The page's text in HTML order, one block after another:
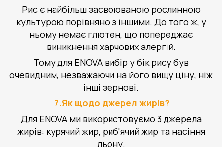
Рис є найбільш засвоюваною рослинною
культурою порівняно з іншими. До того ж, у
ньому немає глютен, що попереджає
виникнення харчових алергій.
Тому для ENOVA вибір у бік рису був
очевидним, незважаючи на його вищу ціну, ніж
інші зернові.
7.Як щодо джерел жирів?
Для ENOVA ми використовуємо 3 джерела
жирів: курячий жир, риб'ячий жир та насіння
льону.